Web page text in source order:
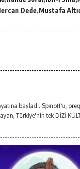
Dede Mustafa
başladı. Spinoff'u,
Türkiye'nin tek DİZİ